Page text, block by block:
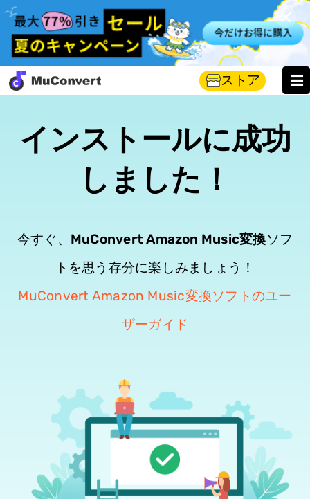
ストア
インストールに成功
しました！
今すぐ、 MuConvert Amazon Music変換ソフ
トを思う存分に楽しみましょう！
MuConvert Amazon Music変換ソフトのユー
ザーガイド